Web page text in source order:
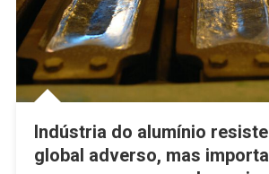
Indústria do alumínio
global adverso, mas